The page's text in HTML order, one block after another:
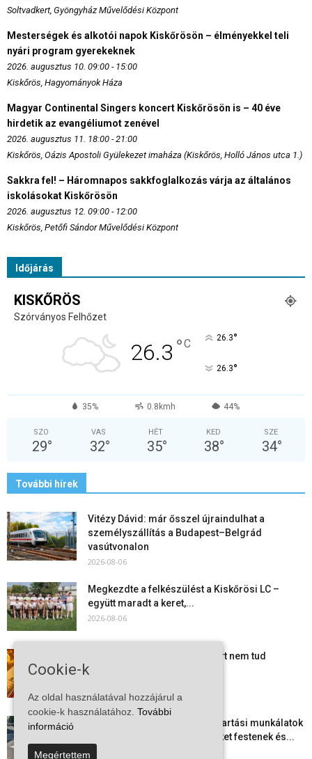
Soltvadkert, Gyöngyház Művelődési Központ
Mesterségek és alkotói napok Kiskőrösön – élményekkel teli
nyári program gyerekeknek
2026. augusztus 10. 09:00 - 15:00
Kiskőrös, Hagyományok Háza
Magyar Continental Singers koncert Kiskőrösön is – 40 éve
hirdetik az evangéliumot zenével
2026. augusztus 11. 18:00 - 21:00
Kiskőrös, Oázis Apostoli Gyülekezet imaháza (Kiskőrös, Holló János utca 1.)
Sakkra fel! – Háromnapos sakkfoglalkozás várja az általános
iskolásokat Kiskőrösön
2026. augusztus 12. 09:00 - 12:00
Kiskőrös, Petőfi Sándor Művelődési Központ
Időjárás
KISKŐRÖS
Szórványos Felhőzet
26.3 °C 26.3°
26.3°
35% 0.8kmh 44%
SZO
29°
VAS
32°
HÉT
35°
KED
38°
SZE
34°
További hírek
Vitézy Dávid: már ősszel újraindulhat a
személyszállítás a Budapest–Belgrád
vasútvonalon
2026-08-06
Megkezdte a felkészülést a Kiskőrösi LC –
együtt maradt a keret,...
2026-08-06
Mi történik Európa felett? Ezért nem tud
szabadulni a kontinens a...
Folyamatosak a nyári karbantartási munkálatok
Kiskőrösön – útburkolati jeleket festenek és...
2026-08-05
Cookie-k
Az oldal használatával hozzájárul a
cookie-k használatához. További
információ
Megértettem